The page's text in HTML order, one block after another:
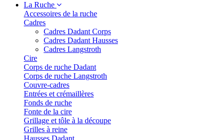
La Ruche
Accessoires de la ruche
Cadres
Cadres Dadant Corps
Cadres Dadant Hausses
Cadres Langstroth
Cire
Corps de ruche Dadant
Corps de ruche Langstroth
Couvre-cadres
Entrées et crémaillères
Fonds de ruche
Fonte de la cire
Grillage et tôle à la découpe
Grilles à reine
Hausses Dadant